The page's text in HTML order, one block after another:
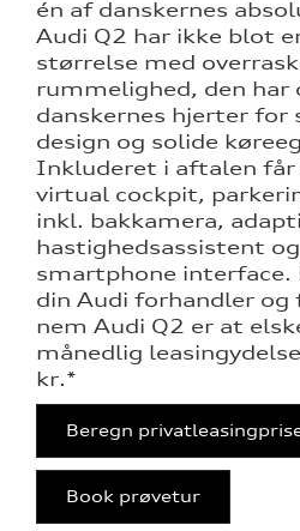
Clever
én af danskernes
Audi Q2 har ikke blot
størrelse med
rummelighed, den har
danskernes hjerter for
design og solide
Inkluderet i aftalen får
virtual cockpit,
inkl. bakkamera,
hastighedsassistent
smartphone interface.
din Audi forhandler og
nem Audi Q2 er at
månedlig
kr.*
Beregn
Book prøvetur